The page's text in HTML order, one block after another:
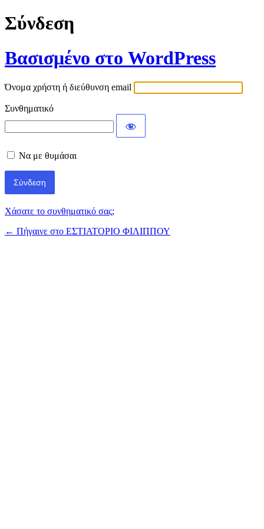
Σύνδεση
Βασισμένο στο WordPress
Όνομα χρήστη ή διεύθυνση email
Συνθηματικό
Να με θυμάσαι
Χάσατε το συνθηματικό σας;
← Πήγαινε στο ΕΣΤΙΑΤΟΡΙΟ ΦΙΛΙΠΠΟΥ